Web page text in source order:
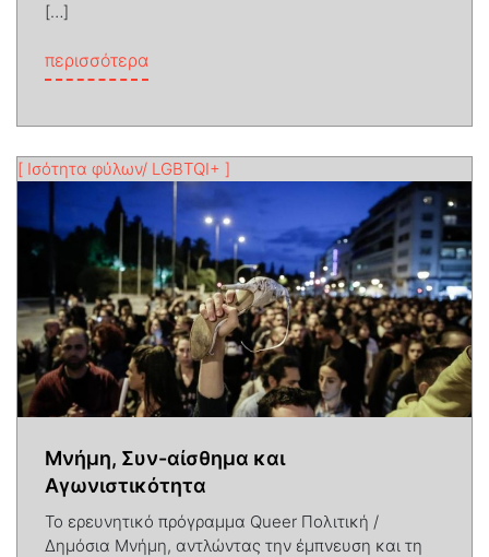
[…]
περισσότερα
[ Ισότητα φύλων/ LGBTQI+ ]
Μνήμη, Συν-αίσθημα και
Αγωνιστικότητα
Το ερευνητικό πρόγραμμα Queer Πολιτική /
Δημόσια Μνήμη, αντλώντας την έμπνευση και τη